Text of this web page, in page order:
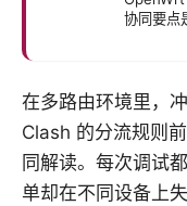
协同要点
在多路由环境里，
Clash 的分流规则
同解读。每次调试
单却在不同设备上